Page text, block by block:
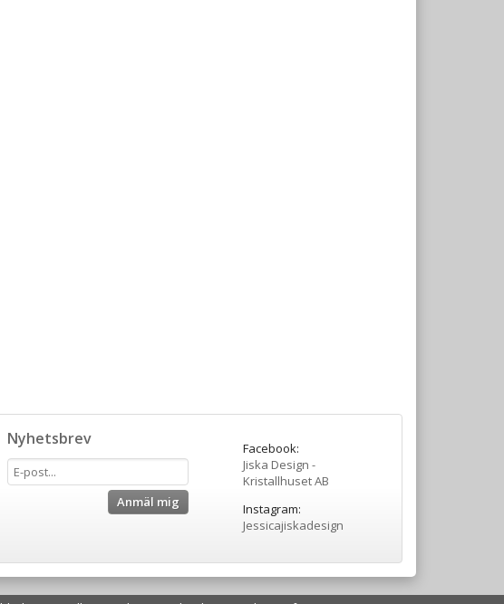
Facebook:
Jiska Design -
Kristallhuset AB
Instagram:
Jessicajiskadesign
Nyhetsbrev
Anmäl mig